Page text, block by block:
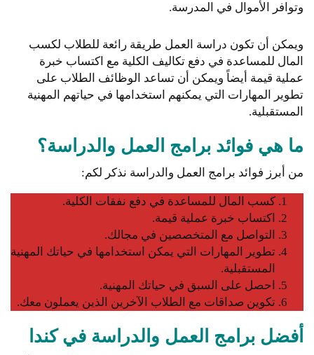
وتوافر الأموال في المدرسة.
ويمكن أن تكون دراسة العمل طريقة رائعة للطلاب لكسب
المال للمساعدة في دفع تكاليف الكلية مع اكتساب خبرة
عملية قيمة أيضاً ويمكن أن تساعد الوظائف الطلاب على
تطوير المهارات التي يمكنهم استخدامها في حياتهم المهنية
المستقبلية.
ما هي فوائد برامج العمل والدراسة؟
من أبرز فوائد برامج العمل والدراسة نذكر لكم:
كسب المال للمساعدة في دفع نفقات الكلية.
اكتساب خبرة عملية قيمة.
التواصل مع المتخصصين في مجالك.
تطوير المهارات التي يمكن استخدامها في حياتك المهنية
المستقبلية.
احصل على السبق في حياتك المهنية.
تكوين صداقات مع الطلاب الآخرين الذين يعملون معك.
أفضل برامج العمل والدراسة في كندا